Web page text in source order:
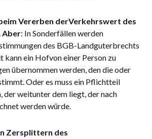
Vererben derVerkehrswert des
Aber: In Sonderfällen werden
des BGB-Landguterbrechts
kann ein Hofvon einer Person zu
übernommen werden, den die oder
Oder es muss ein Pflichtteil
der weitunter dem liegt, der nach
werden würde.
Zersplittern des